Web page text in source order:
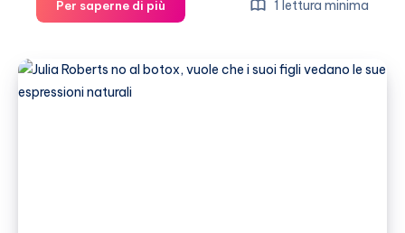
Per saperne di più
Roberts
vivere
1 lettura minima